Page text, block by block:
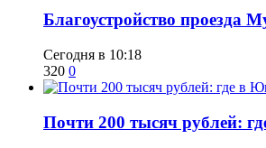
Благоустройство проезда
Сегодня в 10:18
320 0
​Почти 200 тысяч рублей: